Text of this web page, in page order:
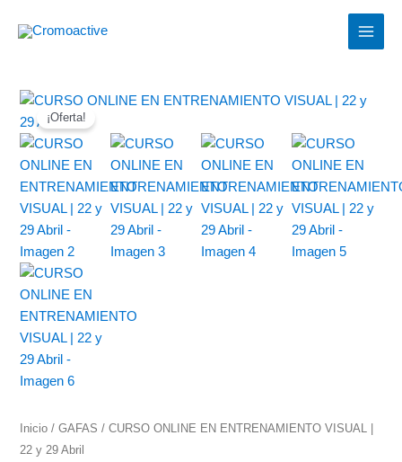
MAIN
¡Oferta!
Inicio /GAFAS / CURSO ONLINE EN ENTRENAMIENTO VISUAL |
22 y 29 Abril
El
precio
original
era:
199,00 €.
El
actual
es:
167,00 €.
CURSO
ONLINE
EN
ENTRENAMIENTO
VISUAL
|
22
y
29
Abril
cantidad